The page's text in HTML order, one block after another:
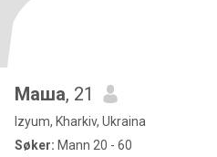
Маша, 21
Izyum, Kharkiv, Ukraina
Søker: Mann 20 - 60